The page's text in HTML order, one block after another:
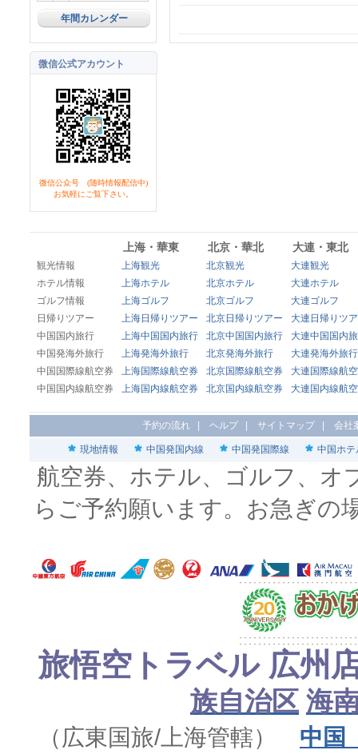
年間カレンダー
微信公式アカウント
微信公众号 (随時情報配信中)
お気軽にご覧下さい。
上海・華東 北京・華北 大連・東北
観光情報 上海観光 北京観光
大連観光
ホテル情報
上海ホテル 北京ホテル
大連ホテル
ゴルフ情報
上海ゴルフ 北京ゴルフ
大連ゴルフ
日帰りツアー
上海日帰りツアー 北京日帰りツアー
大連日帰りツ
中国国内旅行
上海中国国内旅行 北京中国国内旅行
大連中国国内
中国発海外旅行
上海発海外旅行 北京発海外旅行
大連発海外旅行
中国国際線航空券
上海国際線航空券 北京国際線航空券
大連国際線航
中国国内線航空券
上海国内線航空券 北京国内線航空券 大連国内線航
予約の流れ ヘルプ サイトマップ 会社
現地情報 中国発国内線 中国発国際線 中国ホテ
航空券、ホテル、ゴルフ、オ
らご予約願います。お急ぎの
旅悟空トラベル 広州
族自治区 海
（広東国旅/上海管轄） 中国